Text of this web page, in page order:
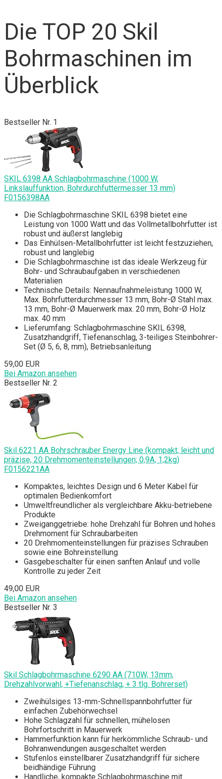
Die TOP 20 Skil
Bohrmaschinen im
Überblick
Bestseller Nr. 1
SKIL 6398 AA Schlagbohrmaschine (1000 W,
Linkslauffunktion, Bohrdurchfuttermesser 13 mm)
F0156398AA
Die Schlagbohrmaschine SKIL 6398 bietet eine
Leistung von 1000 Watt und das Vollmetallbohrfutter ist
robust und äußerst langlebig
Das Einhülsen-Metallbohrfutter ist leicht festzuziehen,
robust und langlebig
Die Schlagbohrmaschine ist das ideale Werkzeug für
Bohr- und Schraubaufgaben in verschiedenen
Materialien
Technische Details: Nennaufnahmeleistung 1000 W,
Max. Bohrfutterdurchmesser 13 mm, Bohr-Ø Stahl max.
13 mm, Bohr-Ø Mauerwerk max. 20 mm, Bohr-Ø Holz
max. 40 mm
Lieferumfang: Schlagbohrmaschine SKIL 6398,
Zusatzhandgriff, Tiefenanschlag, 3-teiliges Steinbohrer-
Set (Ø 5, 6, 8, mm), Betriebsanleitung
59,00 EUR
Bei Amazon ansehen
Bestseller Nr. 2
Skil 6221 AA Bohrschrauber Energy Line (kompakt, leicht und
präzise, 20 Drehmomenteinstellungen; 0,9A, 1,2kg)
F0156221AA
Kompaktes, leichtes Design und 6 Meter Kabel für
optimalen Bedienkomfort
Umweltfreundlicher als vergleichbare Akku-betriebene
Produkte
Zweiganggetriebe: hohe Drehzahl für Bohren und hohes
Drehmoment für Schraubarbeiten
20 Drehmomenteinstellungen für präzises Schrauben
sowie eine Bohreinstellung
Gasgebeschalter für einen sanften Anlauf und volle
Kontrolle zu jeder Zeit
49,00 EUR
Bei Amazon ansehen
Bestseller Nr. 3
Skil Schlagbohrmaschine 6290 AA (710W, 13mm,
Drehzahlvorwahl, +Tiefenanschlag, + 3 tlg. Bohrerset)
Zweihülsiges 13-mm-Schnellspannbohrfutter für
einfachen Zubehörwechsel
Hohe Schlagzahl für schnellen, mühelosen
Bohrfortschritt in Mauerwerk
Hammerfunktion kann für herkömmliche Schraub- und
Bohranwendungen ausgeschaltet werden
Stufenlos einstellbarer Zusatzhandgriff für sichere
beidhändige Führung
Handliche, kompakte Schlagbohrmaschine mit